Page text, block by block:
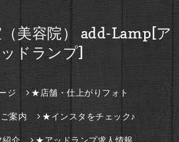
美容院） add-Lamp[ア
ッドランプ]
ジ ★店舗・仕上がりフォト
案内 ★インスタをチェック♪